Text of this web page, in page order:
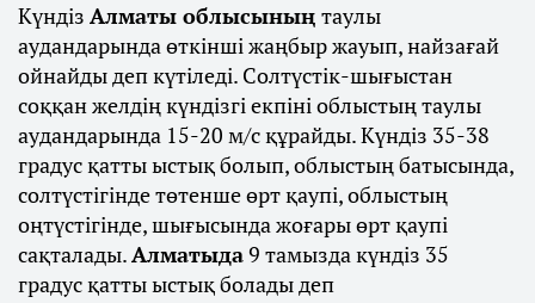
Күндіз Алматы облысының таулы
аудандарында өткінші жаңбыр жауып, найзағай
ойнайды деп күтіледі. Солтүстік-шығыстан
соққан желдің күндізгі екпіні облыстың таулы
аудандарында 15-20 м/с құрайды. Күндіз 35-38
градус қатты ыстық болып, облыстың батысында,
солтүстігінде төтенше өрт қаупі, облыстың
оңтүстігінде, шығысында жоғары өрт қаупі
сақталады.Алматыда9 тамызда күндіз 35
градус қатты ыстық болады деп